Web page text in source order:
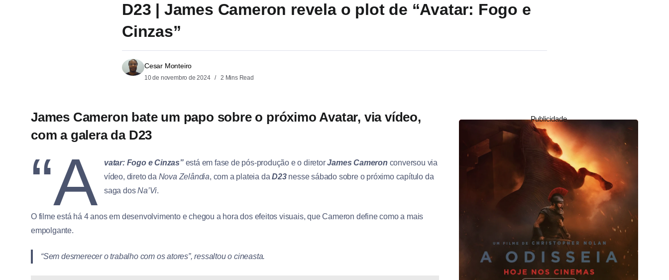
D23 | James Cameron revela o plot de “Avatar: Fogo e
Cinzas”
Cesar Monteiro
10 de novembro de 2024 2 Mins Read
James Cameron bate um papo sobre o próximo Avatar, via vídeo,
com a galera da D23
“A vatar: Fogo e Cinzas”está em fase de pós-produção e o diretorJames Cameron conversou via
vídeo, direto da Nova Zelândia, com a plateia daD23nesse sábado sobre o próximo capítulo da
saga dosNa’Vi.
O filme está há 4 anos em desenvolvimento e chegou a hora dos efeitos visuais, que Cameron define como a mais
empolgante.
“Sem desmerecer o trabalho com os atores”, ressaltou o cineasta.
Publicidade